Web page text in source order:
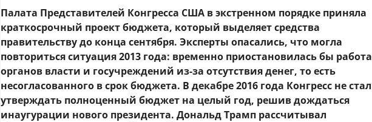
Палата Представителей Конгресса США в экстренном порядке приняла
краткосрочный проект бюджета, который выделяет средства
правительству до конца сентября. Эксперты опасались, что могла
повториться ситуация 2013 года: временно приостановилась бы работа
органов власти и госучреждений из-за отсутствия денег, то есть
несогласованного в срок бюджета. В декабре 2016 года Конгресс не стал
утверждать полноценный бюджет на целый год, решив дождаться
инаугурации нового президента. Дональд Трамп рассчитывал